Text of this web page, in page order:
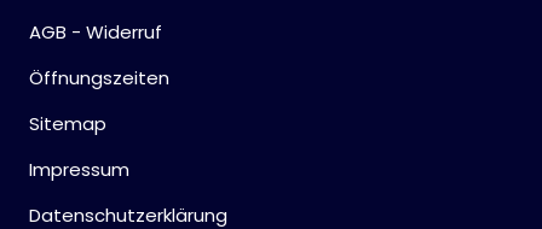
AGB - Widerruf
Öffnungszeiten
Sitemap
Impressum
Datenschutzerklärung